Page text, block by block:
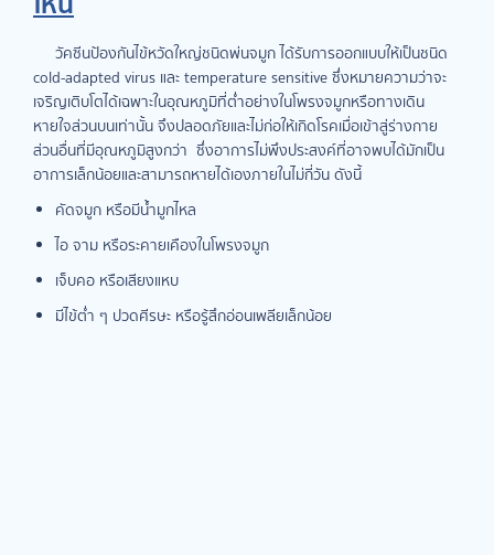
วัคซีนป้องกันไข้หวัดใหญ่ชนิดพ่นจมูก ได้รับการออกแบบให้เป็นชนิด
cold-adapted virus และ temperature sensitive ซึ่งหมายความว่าจะ
เจริญเติบโตได้เฉพาะในอุณหภูมิที่ต่ำอย่างในโพรงจมูกหรือทางเดิน
หายใจส่วนบนเท่านั้น จึงปลอดภัยและไม่ก่อให้เกิดโรคเมื่อเข้าสู่ร่างกาย
ส่วนอื่นที่มีอุณหภูมิสูงกว่า ซึ่งอาการไม่พึงประสงค์ที่อาจพบได้มักเป็น
อาการเล็กน้อยและสามารถหายได้เองภายในไม่กี่วัน ดังนี้
คัดจมูก หรือมีน้ำมูกไหล
ไอ จาม หรือระคายเคืองในโพรงจมูก
เจ็บคอ หรือเสียงแหบ
มีไข้ต่ำ ๆ ปวดศีรษะ หรือรู้สึกอ่อนเพลียเล็กน้อย